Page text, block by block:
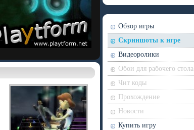
Обзор игры
Скриншоты к игре
Видеоролики
Обои для рабочего стола
Чит коды
Прохождение
Новости
Купить игру